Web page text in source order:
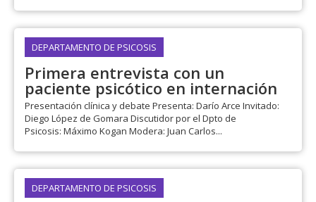
DEPARTAMENTO DE PSICOSIS
Primera entrevista con un
paciente psicótico en internación
Presentación clínica y debate Presenta: Darío Arce Invitado:
Diego López de Gomara Discutidor por el Dpto de
Psicosis: Máximo Kogan Modera: Juan Carlos...
DEPARTAMENTO DE PSICOSIS